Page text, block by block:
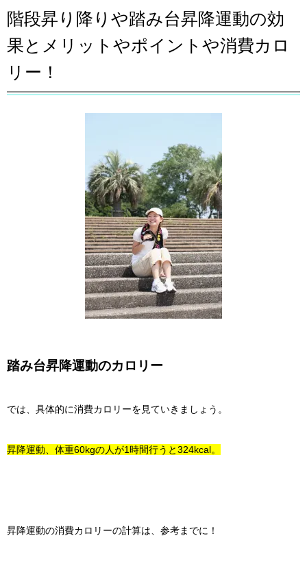
階段昇り降りや踏み台昇降運動の効
果とメリットやポイントや消費カロ
リー！
踏み台昇降運動のカロリー
では、具体的に消費カロリーを見ていきましょう。
昇降運動、体重60kgの人が1時間行うと324kcal。
昇降運動の消費カロリーの計算は、参考までに！